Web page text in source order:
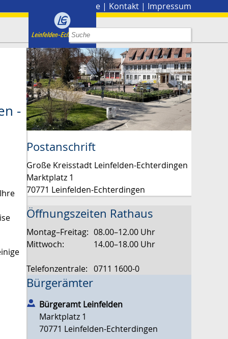
Presse | Kontakt | Impressum
-
Postanschrift
Große Kreisstadt Leinfelden-Echterdingen
Marktplatz 1
70771 Leinfelden-Echterdingen
Öffnungszeiten Rathaus
Montag–Freitag: 08.00–12.00 Uhr
Mittwoch:
14.00–18.00 Uhr
Telefonzentrale: 0711 1600-0
Bürgerämter
Bürgeramt Leinfelden
Marktplatz 1
70771 Leinfelden-Echterdingen